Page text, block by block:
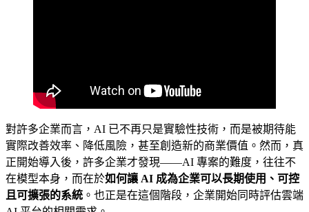
對許多企業而言，AI 已不再只是實驗性技術，而是被期待能
實際改善效率、降低風險，甚至創造新的商業價值。然而，真
正開始導入後，許多企業才發現——AI 專案的難度，往往不
在模型本身，而在於如何讓 AI 成為企業可以長期使用、可控
且可擴張的系統 。也正是在這個階段，企業開始同時評估雲端